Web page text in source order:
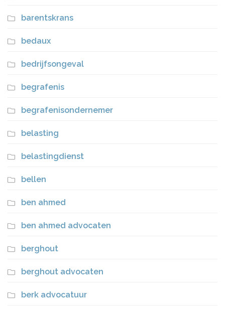
barentskrans
bedaux
bedrijfsongeval
begrafenis
begrafenisondernemer
belasting
belastingdienst
bellen
ben ahmed
ben ahmed advocaten
berghout
berghout advocaten
berk advocatuur